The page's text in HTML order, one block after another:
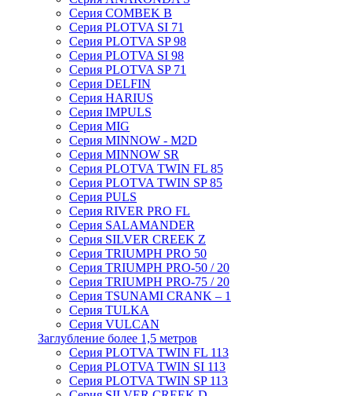
Серия COMBEK B
Серия PLOTVA SI 71
Серия PLOTVA SP 98
Серия PLOTVA SI 98
Серия PLOTVA SP 71
Серия DELFIN
Серия HARIUS
Серия IMPULS
Серия MIG
Серия MINNOW - M2D
Серия MINNOW SR
Серия PLOTVA TWIN FL 85
Серия PLOTVA TWIN SP 85
Серия PULS
Серия RIVER PRO FL
Серия SALAMANDER
Серия SILVER CREEK Z
Серия TRIUMPH PRO 50
Серия TRIUMPH PRO-50 / 20
Серия TRIUMPH PRO-75 / 20
Серия TSUNAMI CRANK – 1
Серия TULKA
Серия VULCAN
Заглубление более 1,5 метров
Серия PLOTVA TWIN FL 113
Серия PLOTVA TWIN SI 113
Серия PLOTVA TWIN SP 113